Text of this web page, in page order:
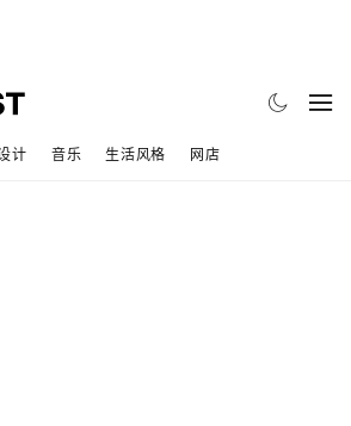
计 音乐 生活风格 网店